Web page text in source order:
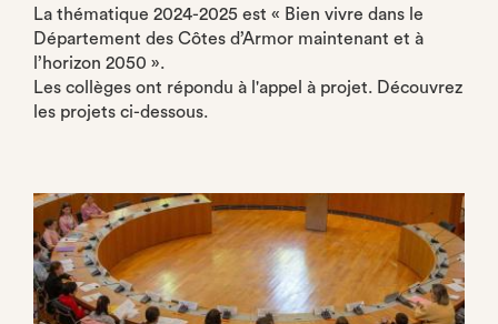
La thématique 2024-2025 est « Bien vivre dans le
Département des Côtes d’Armor maintenant et à
l’horizon 2050 ».
Les collèges ont répondu à l'appel à projet. Découvrez
les projets ci-dessous.